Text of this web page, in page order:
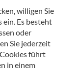
Beitrag lesen
willigen Sie
ein. Es besteht
oder
Sie jederzeit
führt
in einem